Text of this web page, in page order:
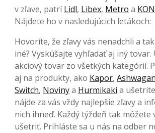
v zľave, patríLidl, Libex, Metro a
Nájdete ho v nasledujúcich letákoch:
Hovoríte, že zľavy vás nenadchli a
iné? Vyskúšajte vyhľadať aj iný tovar.
akciový tovar zo všetkých kategórií.
aj na produkty, ako Kapor,
Switch, Novinya Hurmikaki a
nájde za vás vždy najlepšie zľavy a
nich ihneď. Každý týždeň tak môžete
ušetriť. Prihláste sa u nás na odber